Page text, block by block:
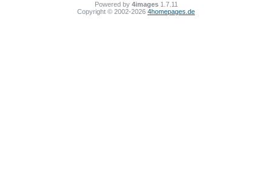
Powered by 4images1.7.11
Copyright © 2002-2026 4homepages.de